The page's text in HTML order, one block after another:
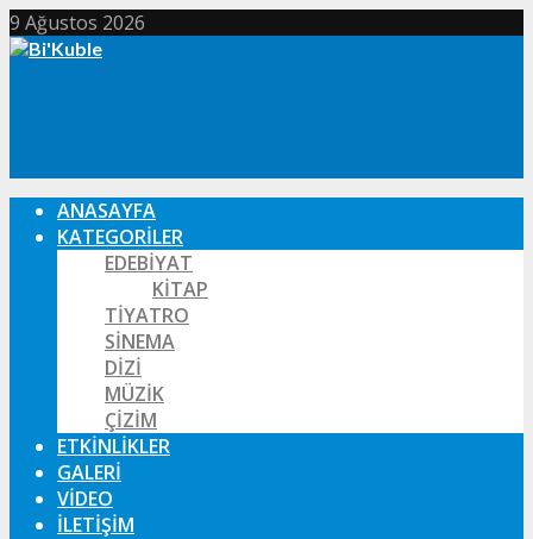
9 Ağustos 2026
ANASAYFA
KATEGORILER
EDEBIYAT
KITAP
TIYATRO
SINEMA
DIZI
MÜZIK
ÇIZIM
ETKINLIKLER
GALERI
VIDEO
İLETIŞIM